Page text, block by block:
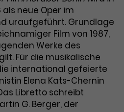
gewählten Tracking-
zu berechnen
der Website für
der Website zu
Die Cookies speichern
anonym und weisen
Nummer zu,
zu erkennen.
Google verwendet, um
von Werbeanzeigen zu
und Conversions zu
Dieses Cookie hilft dabei
ob Nutzer über
neue Oper im
uraufgeführt. Grundlage
Film von 1987,
Werke des
Für die musikalische
international gefeierte
Elena Kats-Chernin
Libretto schreibt
G. Berger, der